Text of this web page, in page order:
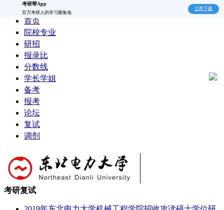
考研帮App
百万考研人的学习聚集地
立即下载
首页
院校专业
研招
报录比
分数线
学长学姐
备考
报考
论坛
复试
调剂
考研复试